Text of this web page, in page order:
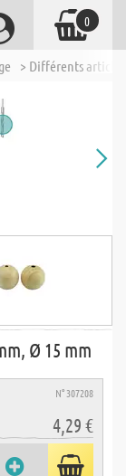
> Différents
Ø 15 mm
N° 307208
4,29 €
0